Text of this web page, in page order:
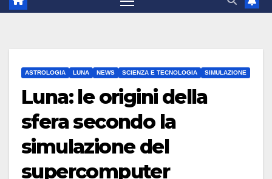
ASTROLOGIA LUNA NEWS SCIENZA E TECNOLOGIA SIMULAZIONE
Luna: le origini della
sfera secondo la
simulazione del
supercomputer